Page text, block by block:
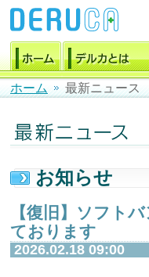
ホーム 最新ニュース
お知らせ
【復旧】ソフト
ております
2026.02.18 09:00